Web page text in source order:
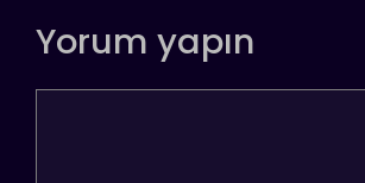
Yorum yapın